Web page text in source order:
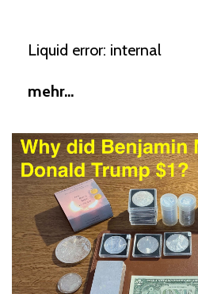
Liquid error: internal
mehr...